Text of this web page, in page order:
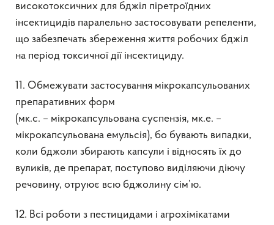
високотоксичних для бджіл піретроїдних
інсектицидів паралельно застосовувати репеленти,
що забезпечать збереження життя робочих бджіл
на період токсичної дії інсектициду.
11. Обмежувати застосування мікрокапсульованих
препаративних форм
(мк.с. – мікрокапсульована суспензія, мк.е. –
мікрокапсульована емульсія), бо бувають випадки,
коли бджоли збирають капсули і відносять їх до
вуликів, де препарат, поступово виділяючи діючу
речовину, отруює всю бджолину сім’ю.
12. Всі роботи з пестицидами і агрохімікатами